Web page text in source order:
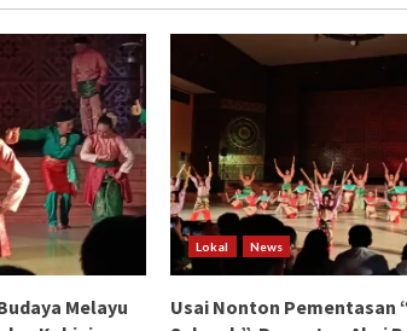
Melayu
Lokal News
Usai Nonton Pementasan